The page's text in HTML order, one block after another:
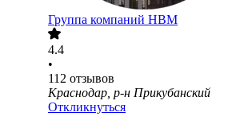
Группа компаний НВМ
4.4
•
112 отзывов
Краснодар, р-н Прикубанский
Откликнуться